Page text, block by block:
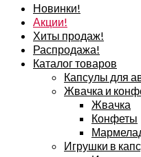
Новинки!
Акции!
Хиты продаж!
Распродажа!
Каталог товаров
Капсулы для
Жвачка и
Жвачка
Конфеты
Игрушки в